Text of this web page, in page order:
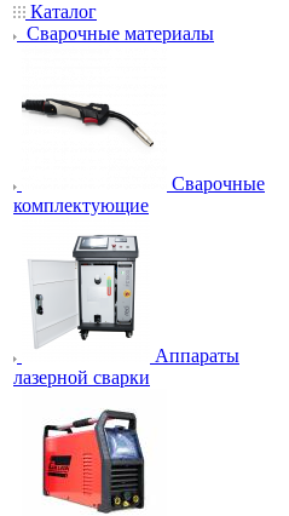
Каталог
Сварочные материалы
Сварочные
комплектующие
Аппараты
лазерной сварки